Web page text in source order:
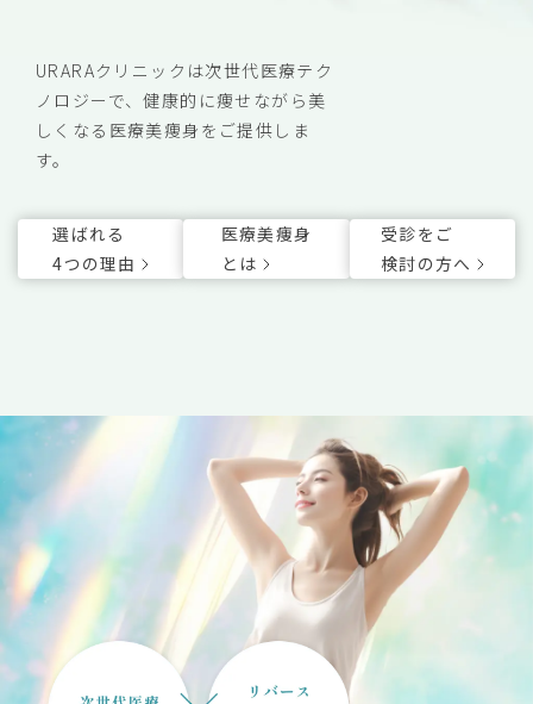
URARAクリニックは次世代医療テク
ノロジーで、健康的に痩せながら美
しくなる医療美痩身をご提供しま
す。
選ばれる
4つの理由
医療美痩身
とは
受診をご
検討の方へ